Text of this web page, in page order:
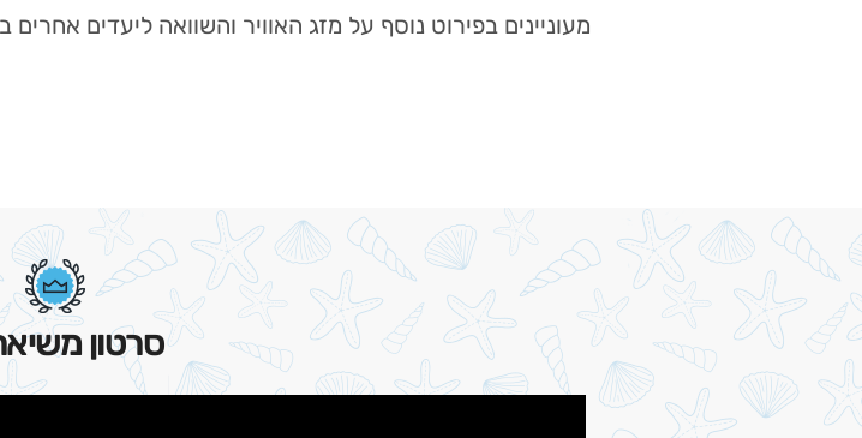
מעוניינים בפירוט נוסף על מזג האוויר והשוואה ליעדים אחרים
סרטון